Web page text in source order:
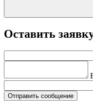
Оставить
Отправить сообщение